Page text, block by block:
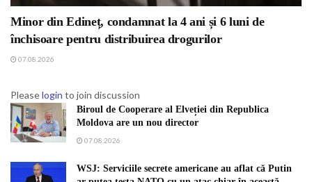
Minor din Edineț, condamnat la 4 ani și 6 luni de
închisoare pentru distribuirea drogurilor
07.08.2026
Pleaselogin to join discussion
Biroul de Cooperare al Elveției din Republica
Moldova are un nou director
07.08.2026
WSJ: Serviciile secrete americane au aflat că Putin